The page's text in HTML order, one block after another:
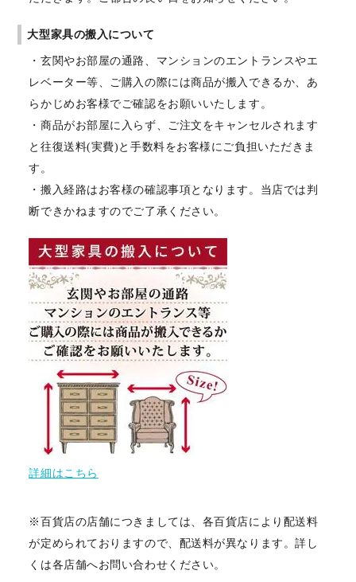
大型家具の搬入について
・玄関やお部屋の通路、マンションのエントランスやエ
レベーター等、ご購入の際には商品が搬入できるか、あ
らかじめお客様でご確認をお願いいたします。
・商品がお部屋に入らず、ご注文をキャンセルされます
と往復送料(実費)と手数料をお客様にご負担いただきま
す。
・搬入経路はお客様の確認事項となります。当店では判
断できかねますのでご了承ください。
詳細はこちら
※百貨店の店舗につきましては、各百貨店により配送料
が定められておりますので、配送料が異なります。詳し
くは各店舗へお問い合わせください。